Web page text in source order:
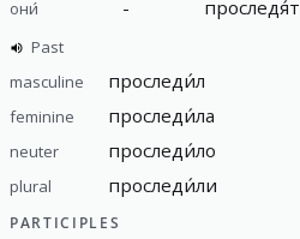
они́ - проследя́т
Past
masculine
проследи́л
feminine проследи́ла
neuter проследи́ло
plural проследи́ли
PARTICIPLES